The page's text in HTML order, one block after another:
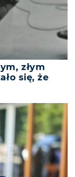
złym
się, że